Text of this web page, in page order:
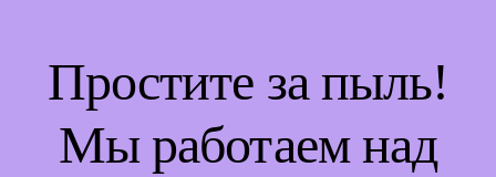
Простите за пыль!
Мы работаем над